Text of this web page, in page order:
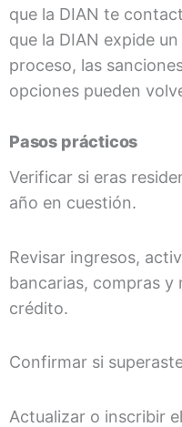
que la DIAN te
que la DIAN expide
proceso, las
opciones pueden
Pasos prácticos
Verificar si eras
año en cuestión.
Revisar ingresos,
bancarias, compras
crédito.
Confirmar si
Actualizar o inscribir